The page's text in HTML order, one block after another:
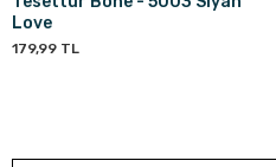
Love
179,99 TL